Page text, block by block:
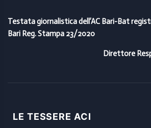
Testata giornalistica dell’AC Bari-Bat
Bari Reg. Stampa 23/2020
Direttore
LE TESSERE ACI